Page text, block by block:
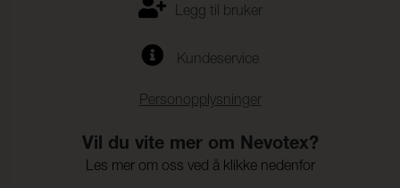
Legg til bruker
Kundeservice
Personopplysninger
Vil du vite mer om Nevotex?
Les mer om oss ved å klikke nedenfor